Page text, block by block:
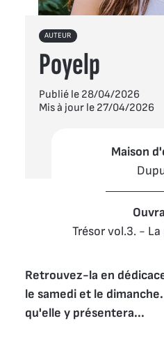
AUTEUR
Poyelp
Publié le 28/04/2026
Mis à jour le 27/04/2026
Maison
Trésor vol.3. -
Retrouvez-la en
le samedi et le
qu'elle y présentera...